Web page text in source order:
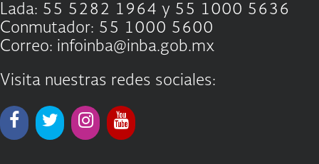
Lada: 55 5282 1964 y 55 1000 5636
Conmutador: 55 1000 5600
Correo: infoinba@inba.gob.mx
Visita nuestras redes sociales: